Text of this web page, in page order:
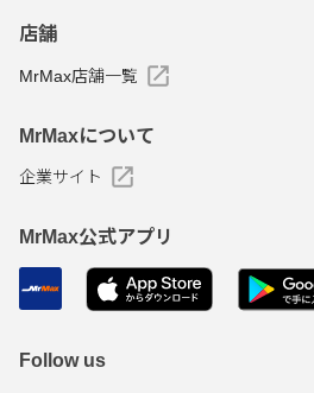
店舗
MrMax店舗一覧
MrMaxについて
企業サイト
MrMax公式アプリ
Follow us